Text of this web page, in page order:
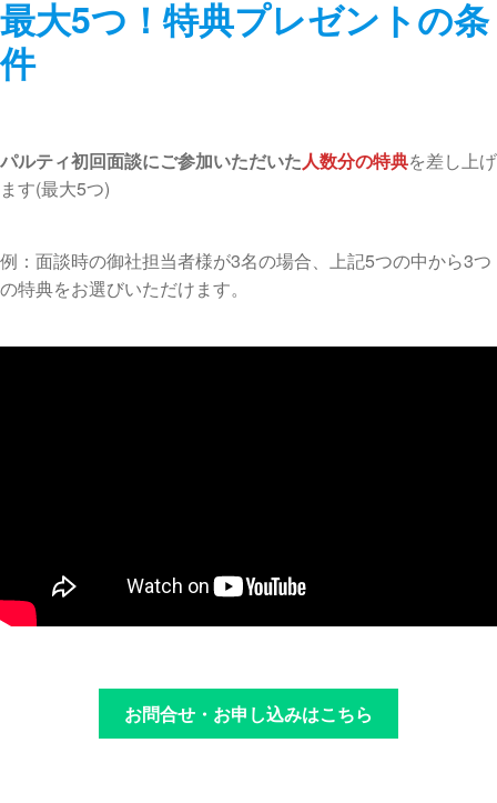
最大5つ！特典プレゼントの条
件
パルティ初回面談にご参加いただいた人数分の特典を差し上げ
ます(最大5つ)
例：面談時の御社担当者様が3名の場合、上記5つの中から3つ
の特典をお選びいただけます。
お問合せ・お申し込みはこちら